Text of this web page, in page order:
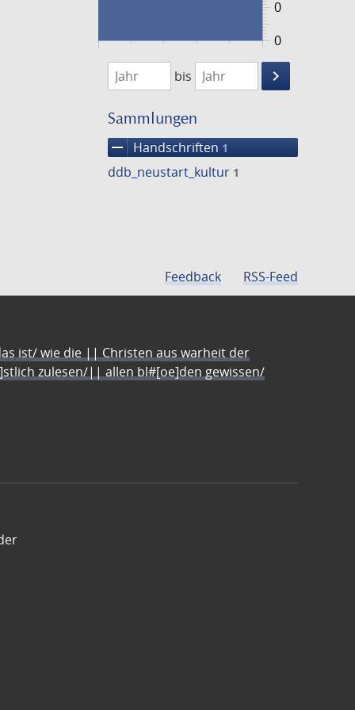
0
0
1474
1475
bis
keyboard_arrow_right
Suche
Sammlungen
remove Handschriften 1
ddb_neustart_kultur 1
Feedback RSS-Feed
ist/ wie die || Christen aus warheit der
zulesen/|| allen bl#[oe]den gewissen/